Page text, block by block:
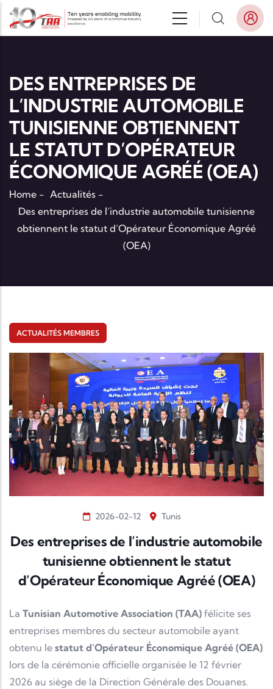
Aller au contenu principal
DES ENTREPRISES DE
L’INDUSTRIE AUTOMOBILE
TUNISIENNE OBTIENNENT
LE STATUT D’OPÉRATEUR
ÉCONOMIQUE AGRÉÉ (OEA)
Home - Actualités -
Des entreprises de l’industrie automobile tunisienne
obtiennent le statut d’Opérateur Économique Agréé
(OEA)
ACTUALITÉS MEMBRES
2026-02-12 Tunis
Des entreprises de l’industrie automobile
tunisienne obtiennent le statut
d’Opérateur Économique Agréé (OEA)
La Tunisian Automotive Association (TAA) félicite ses
entreprises membres du secteur automobile ayant
obtenu le statut d’Opérateur Économique Agréé (OEA)
lors de la cérémonie officielle organisée le 12 février
2026 au siège de la Direction Générale des Douanes.